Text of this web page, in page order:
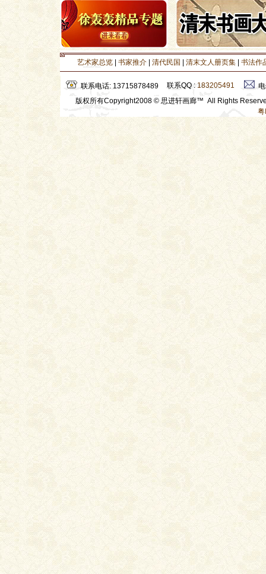
艺术家总览 书家推介 清代民国 清末文人册页集 书法作
联系电话: 13715878489 联系QQ : 183205491
版权所有Copyright2008 © 思进轩画廊™ All Rights